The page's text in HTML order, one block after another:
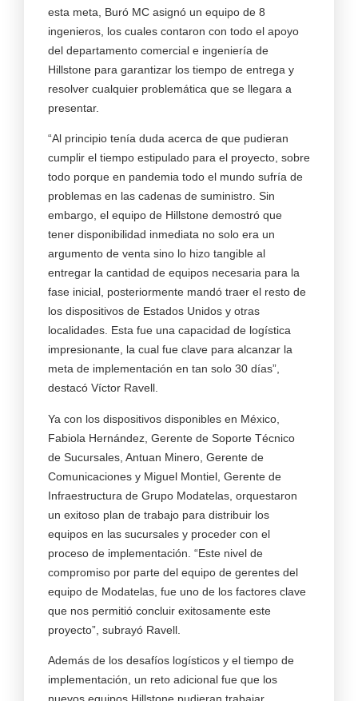
esta meta, Buró MC asignó un equipo de 8
ingenieros, los cuales contaron con todo el apoyo
del departamento comercial e ingeniería de
Hillstone para garantizar los tiempo de entrega y
resolver cualquier problemática que se llegara a
presentar.
“Al principio tenía duda acerca de que pudieran
cumplir el tiempo estipulado para el proyecto, sobre
todo porque en pandemia todo el mundo sufría de
problemas en las cadenas de suministro. Sin
embargo, el equipo de Hillstone demostró que
tener disponibilidad inmediata no solo era un
argumento de venta sino lo hizo tangible al
entregar la cantidad de equipos necesaria para la
fase inicial, posteriormente mandó traer el resto de
los dispositivos de Estados Unidos y otras
localidades. Esta fue una capacidad de logística
impresionante, la cual fue clave para alcanzar la
meta de implementación en tan solo 30 días”,
destacó Víctor Ravell.
Ya con los dispositivos disponibles en México,
Fabiola Hernández, Gerente de Soporte Técnico
de Sucursales, Antuan Minero, Gerente de
Comunicaciones y Miguel Montiel, Gerente de
Infraestructura de Grupo Modatelas, orquestaron
un exitoso plan de trabajo para distribuir los
equipos en las sucursales y proceder con el
proceso de implementación. “Este nivel de
compromiso por parte del equipo de gerentes del
equipo de Modatelas, fue uno de los factores clave
que nos permitió concluir exitosamente este
proyecto”, subrayó Ravell.
Además de los desafíos logísticos y el tiempo de
implementación, un reto adicional fue que los